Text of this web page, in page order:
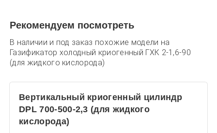
Рекомендуем посмотреть
В наличии и под заказ похожие модели на
Газификатор холодный криогенный ГХК 2-1,6-90
(для жидкого кислорода)
Вертикальный криогенный цилиндр
DPL 700-500-2,3 (для жидкого
кислорода)